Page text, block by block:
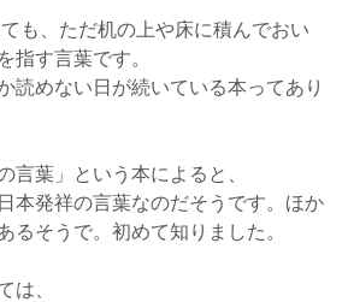
も、ただ机の上や床に積んでおい
指す言葉です。
読めない日が続いている本ってあり
言葉」という本によると、
本発祥の言葉なのだそうです。ほか
るそうで。初めて知りました。
は、